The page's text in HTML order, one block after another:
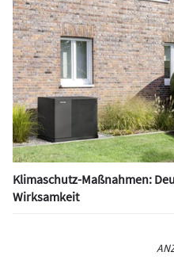
Klimaschutz-Maßnahmen:
Wirksamkeit